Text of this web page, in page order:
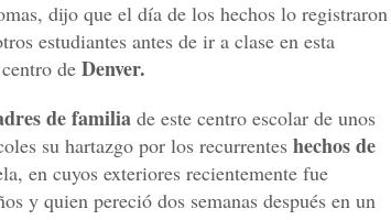
dijo que el día de los hechos lo registraron
estudiantes antes de ir a clase en esta
de Denver.
de familia de este centro escolar de unos
su hartazgo por los recurrentes hechos de
en cuyos exteriores recientemente fue
y quien pereció dos semanas después en un